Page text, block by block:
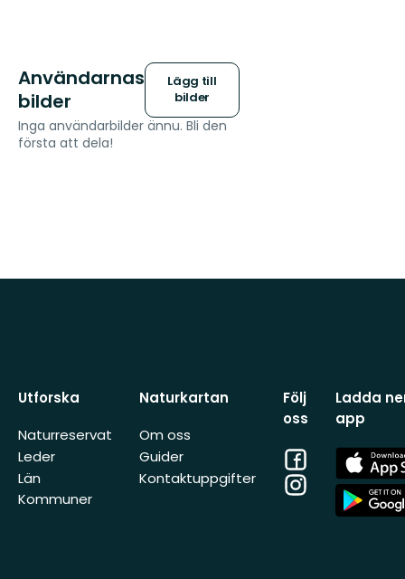
Användarnas
bilder
Lägg till
bilder
Inga användarbilder ännu. Bli den
första att dela!
Utforska
Naturreservat
Leder
Län
Kommuner
Naturkartan
Om oss
Guider
Kontaktuppgifter
Följ
oss
Facebook
Instagram
Ladda
app
App
Store
App
Store